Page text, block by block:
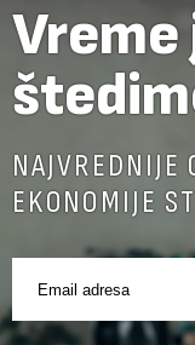
NAJVREDNIJE
EKONOMIJE